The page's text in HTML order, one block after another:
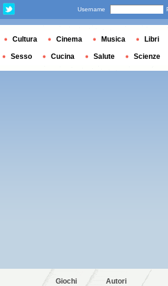
Giochi Autori
Username
Cultura Cinema Musica Libri
Sesso Cucina Salute Scienze